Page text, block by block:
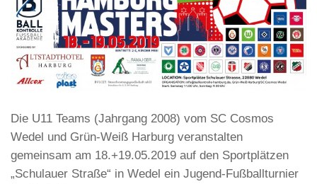
Die U11 Teams (Jahrgang 2008) vom SC Cosmos
Wedel und Grün-Weiß Harburg veranstalten
gemeinsam am 18.+19.05.2019 auf den Sportplätzen
„Schulauer Straße“ in Wedel ein Jugend-Fußballturnier